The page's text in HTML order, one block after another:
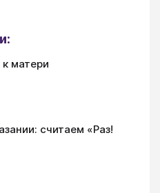
матери
считаем «Раз!